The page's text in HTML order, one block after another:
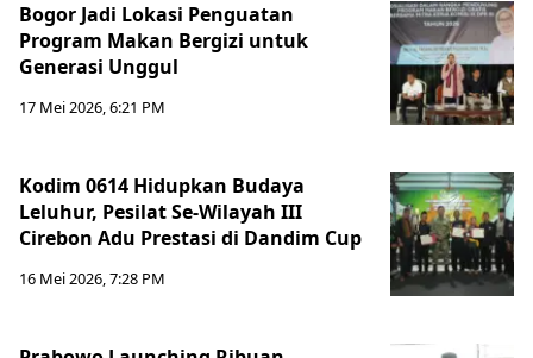
Bogor Jadi Lokasi Penguatan
Program Makan Bergizi untuk
Generasi Unggul
17 Mei 2026, 6:21 PM
Kodim 0614 Hidupkan Budaya
Leluhur, Pesilat Se-Wilayah III
Cirebon Adu Prestasi di Dandim Cup
16 Mei 2026, 7:28 PM